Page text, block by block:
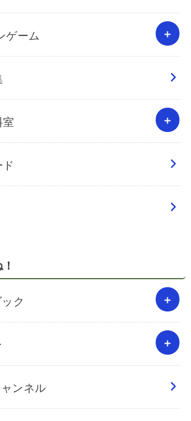
ゲーム
ク
ンネル